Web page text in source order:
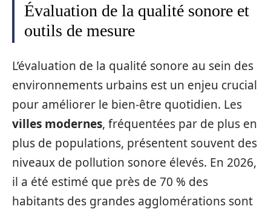
Évaluation de la qualité sonore et
outils de mesure
L’évaluation de la qualité sonore au sein des
environnements urbains est un enjeu crucial
pour améliorer le bien-être quotidien. Les
villes modernes, fréquentées par de plus en
plus de populations, présentent souvent des
niveaux de pollution sonore élevés. En 2026,
il a été estimé que près de 70 % des
habitants des grandes agglomérations sont